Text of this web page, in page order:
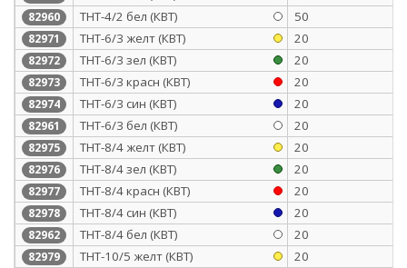
82960 ТНТ-4/2 бел (КВТ) 50
82971 ТНТ-6/3 желт (КВТ) 20
82972 ТНТ-6/3 зел (КВТ) 20
82973 ТНТ-6/3 красн (КВТ) 20
82974 ТНТ-6/3 син (КВТ) 20
82961 ТНТ-6/3 бел (КВТ) 20
82975 ТНТ-8/4 желт (КВТ) 20
82976 ТНТ-8/4 зел (КВТ) 20
82977 ТНТ-8/4 красн (КВТ) 20
82978 ТНТ-8/4 син (КВТ) 20
82962 ТНТ-8/4 бел (КВТ) 20
82979 ТНТ-10/5 желт (КВТ) 20